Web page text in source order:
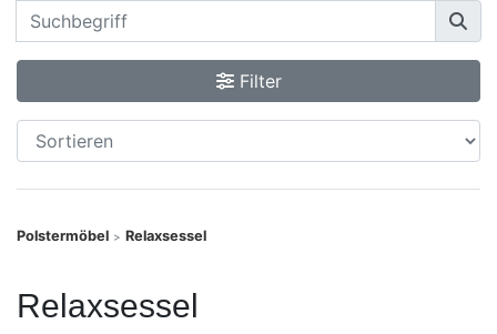
Filter
Polstermöbel > Relaxsessel
Relaxsessel
PREMIUM
Schnell
lieferbar
SALE
Möbel-